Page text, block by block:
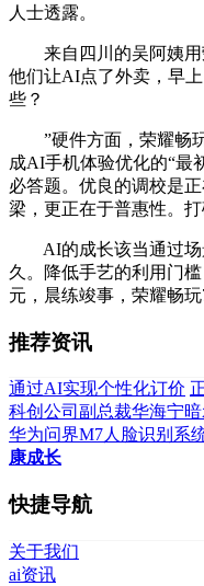
人士透露。
来自四川的吴阿姨用
他们让AI点了外卖，早
些？
”硬件方面，荣耀畅玩
成AI手机体验优化的“最
必答题。优良的调校是
梁，更正在于普惠性。
AI的成长该当通过场
久。降低手艺的利用门
元，晨练竣事，荣耀畅玩
推荐资讯
通过AI实现个性化订价
科创公司副总裁华海宁
华为问界M7人脸识别系
康成长
快捷导航
关于我们
ai资讯